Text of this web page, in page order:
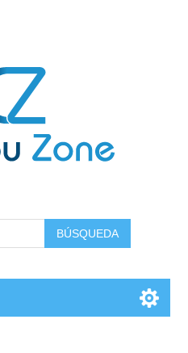
BÚSQUEDA